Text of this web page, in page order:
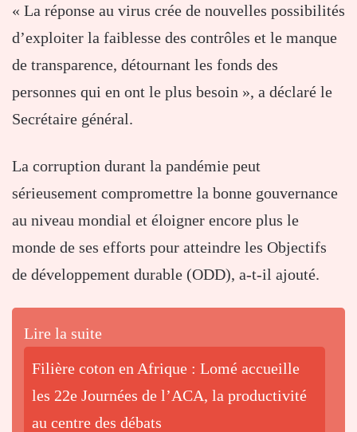
« La réponse au virus crée de nouvelles possibilités
d’exploiter la faiblesse des contrôles et le manque
de transparence, détournant les fonds des
personnes qui en ont le plus besoin », a déclaré le
Secrétaire général.
La corruption durant la pandémie peut
sérieusement compromettre la bonne gouvernance
au niveau mondial et éloigner encore plus le
monde de ses efforts pour atteindre les Objectifs
de développement durable (ODD), a-t-il ajouté.
Lire la suite
Filière coton en Afrique : Lomé accueille
les 22e Journées de l’ACA, la productivité
au centre des débats